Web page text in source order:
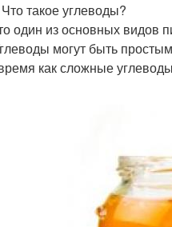
такое углеводы?
один из основных видов
могут быть
как сложные